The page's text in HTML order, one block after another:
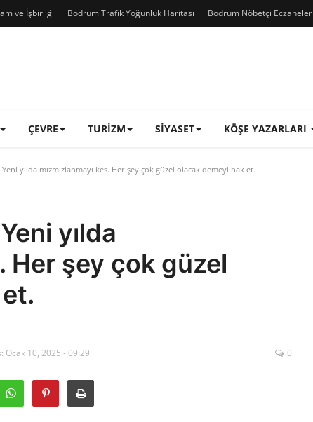
ve İşbirliği Bodrum Trafik Yoğunluk Haritası Bodrum Nöbetçi Eczaneler
ÇEVRE TURIZM SIYASET KÖŞE YAZARLARI
yılda mızmızlanmayı kes. Her şey çok güzel olacak demeyi hak et.
yılda
Her şey çok güzel
Ocak 10, 2025 - 09:29 0